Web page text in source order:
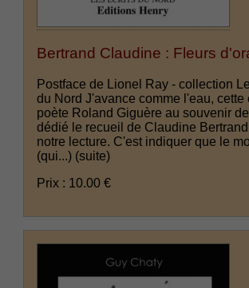
Bertrand Claudine : Fleurs
Postface de Lionel Ray - collection
du Nord J'avance comme l'eau, cette
poète Roland Giguère au souvenir
dédié le recueil de Claudine
notre lecture. C'est indiquer que le
(qui...) (suite)
Prix : 10.00 €